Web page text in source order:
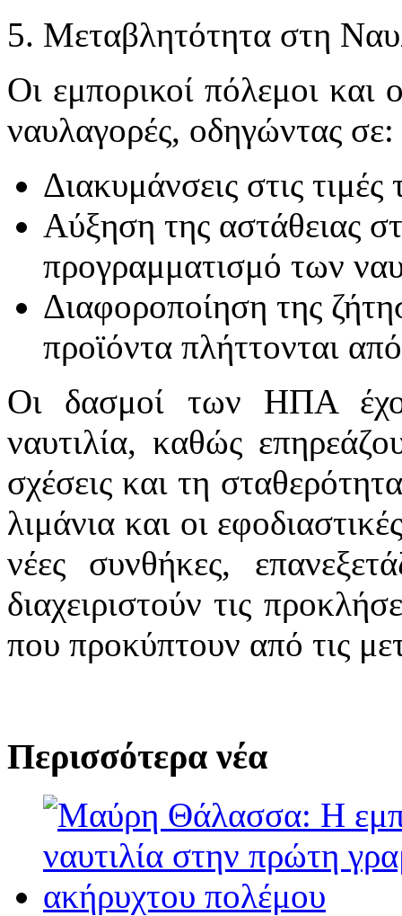
5. Μεταβλητότητα στη
Οι εμπορικοί πόλεμοι και
ναυλαγορές, οδηγώντας σε:
Διακυμάνσεις στις
Αύξηση της αστάθειας
προγραμματισμό των
Διαφοροποίηση της
προϊόντα πλήττονται
Οι δασμοί των ΗΠΑ
ναυτιλία, καθώς
σχέσεις και τη
λιμάνια και οι
νέες συνθήκες,
διαχειριστούν τις
που προκύπτουν από τις
Περισσότερα νέα